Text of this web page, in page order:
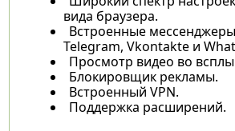
вида браузера.
Встроенные
Telegram, Vkontakte и
Просмотр видео во
Блокировщик рекламы.
Встроенный VPN.
Поддержка расширений.